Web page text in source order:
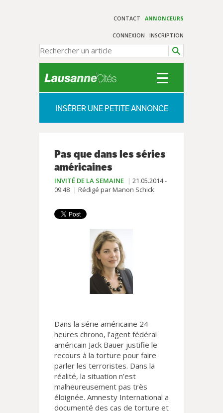
CONTACT ANNONCEURS
CONNEXION INSCRIPTION
INSÉRER UNE PETITE ANNONCE
Pas que dans les séries
américaines
INVITÉ DE LA SEMAINE
21.05.2014 -
09:48
Rédigé par Manon Schick
Dans la série américaine 24
heures chrono, l’agent fédéral
américain Jack Bauer justifie le
recours à la torture pour faire
parler les terroristes. Dans la
réalité, la situation n’est
malheureusement pas très
éloignée. Amnesty International a
documenté des cas de torture et